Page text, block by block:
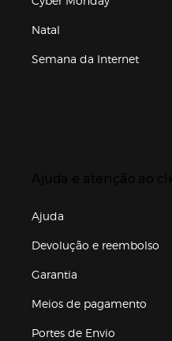
Natal
Semana da Internet
Ajuda
Devolução e reembolso
Garantia
Meios de pagamento
Portes de Envio